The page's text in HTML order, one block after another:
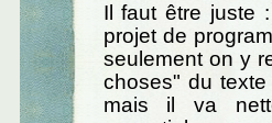
Il faut être juste
projet de
seulement on y
choses" du
mais il va